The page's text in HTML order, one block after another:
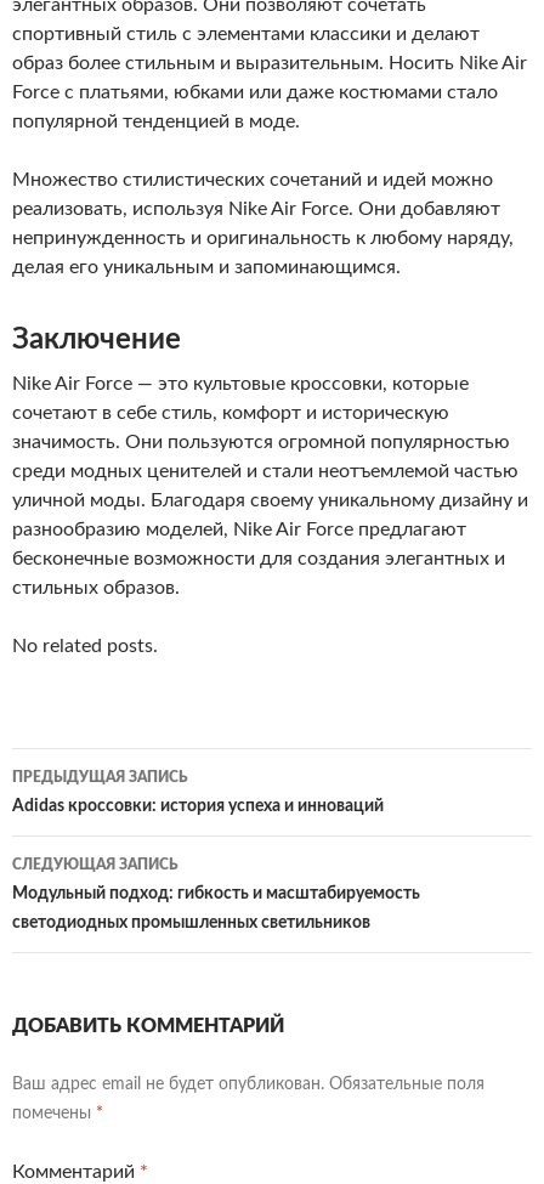
элегантных образов. Они позволяют сочетать
спортивный стиль с элементами классики и делают
образ более стильным и выразительным. Носить Nike Air
Force с платьями, юбками или даже костюмами стало
популярной тенденцией в моде.
Множество стилистических сочетаний и идей можно
реализовать, используя Nike Air Force. Они добавляют
непринужденность и оригинальность к любому наряду,
делая его уникальным и запоминающимся.
Заключение
Nike Air Force — это культовые кроссовки, которые
сочетают в себе стиль, комфорт и историческую
значимость. Они пользуются огромной популярностью
среди модных ценителей и стали неотъемлемой частью
уличной моды. Благодаря своему уникальному дизайну и
разнообразию моделей, Nike Air Force предлагают
бесконечные возможности для создания элегантных и
стильных образов.
No related posts.
Навигация
по
записям
ПРЕДЫДУЩАЯ ЗАПИСЬ
Adidas кроссовки: история успеха и инноваций
СЛЕДУЮЩАЯ ЗАПИСЬ
Модульный подход: гибкость и масштабируемость
светодиодных промышленных светильников
ДОБАВИТЬ КОММЕНТАРИЙ
Ваш адрес email не будет опубликован. Обязательные поля
помечены *
Комментарий *